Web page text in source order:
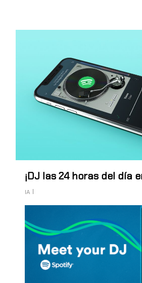
¡DJ las 24 horas del día
IA